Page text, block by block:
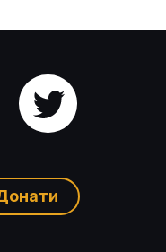
Facebook